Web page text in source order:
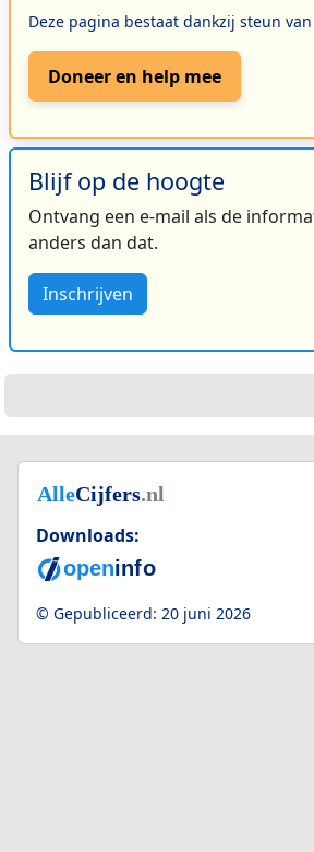
Deze pagina bestaat dankzij steun
Doneer en help mee
Blijf op de hoogte
Ontvang een e-mail als de
anders dan dat.
Inschrijven
Downloads:
© Gepubliceerd: 20 juni 2026